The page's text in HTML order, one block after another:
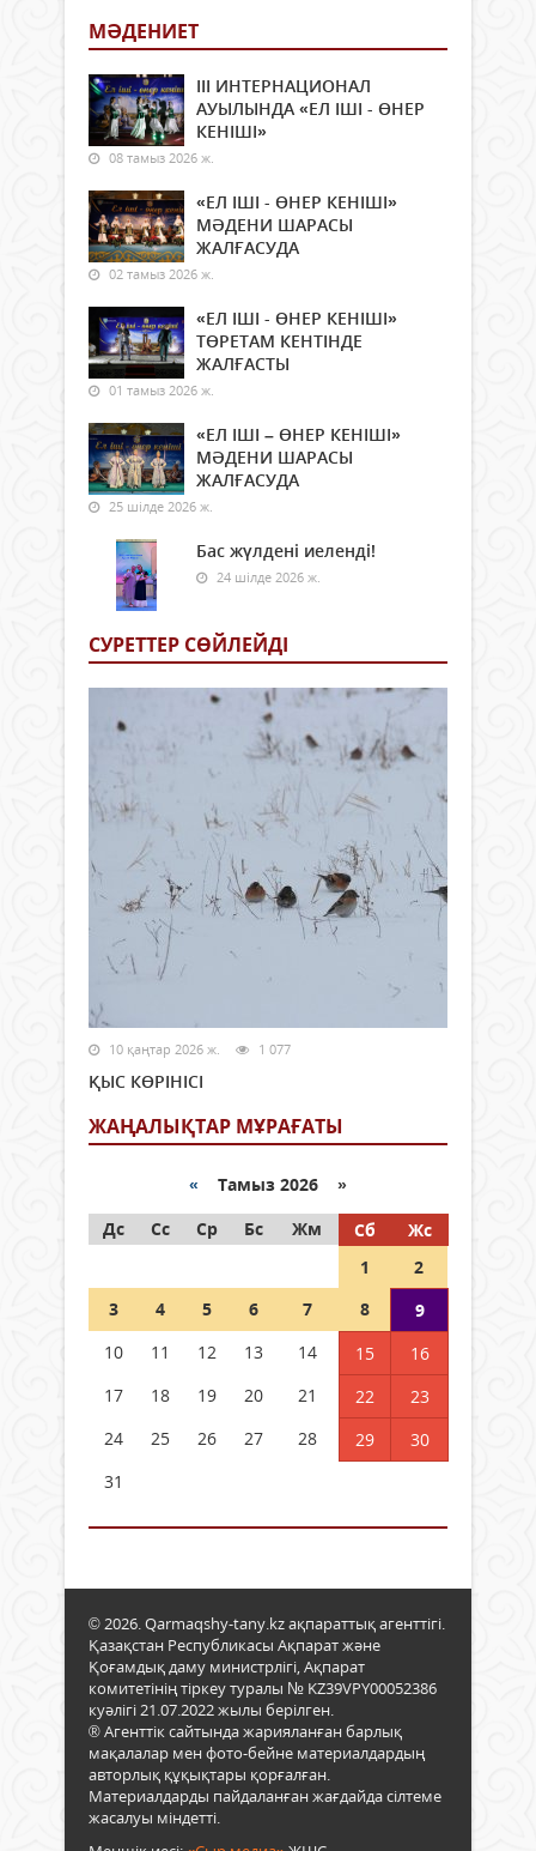
МӘДЕНИЕТ
ІІІ ИНТЕРНАЦИОНАЛ
АУЫЛЫНДА «ЕЛ ІШІ - ӨНЕР
КЕНІШІ»
08 тамыз 2026 ж.
«ЕЛ ІШІ - ӨНЕР КЕНІШІ»
МӘДЕНИ ШАРАСЫ
ЖАЛҒАСУДА
02 тамыз 2026 ж.
«ЕЛ ІШІ - ӨНЕР КЕНІШІ»
ТӨРЕТАМ КЕНТІНДЕ
ЖАЛҒАСТЫ
01 тамыз 2026 ж.
«ЕЛ ІШІ – ӨНЕР КЕНІШІ»
МӘДЕНИ ШАРАСЫ
ЖАЛҒАСУДА
25 шілде 2026 ж.
Бас жүлдені иеленді!
24 шілде 2026 ж.
СУРЕТТЕР СӨЙЛЕЙДI
10 қаңтар 2026 ж. 1 077
ҚЫС КӨРІНІСІ
ЖАҢАЛЫҚТАР МҰРАҒАТЫ
« Тамыз 2026 »
Дс
Сс Ср Бс Жм Сб
Жс
1
2
3
4 5 6 7 8
9
10
11 12 13 14 15
16
17
18 19 20 21 22
23
24
25 26 27 28 29
30
31
© 2026. Qarmaqshy-tany.kz ақпараттық агенттігі.
Қазақстан Республикасы Ақпарат және
Қоғамдық даму министрлігі, Ақпарат
комитетінің тіркеу туралы № KZ39VPY00052386
куәлігі 21.07.2022 жылы берілген.
® Агенттік сайтында жарияланған барлық
мақалалар мен фото-бейне материалдардың
авторлық құқықтары қорғалған.
Материалдарды пайдаланған жағдайда сілтеме
жасалуы міндетті.